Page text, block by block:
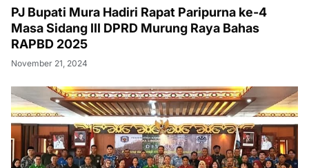
PJ Bupati Mura Hadiri Rapat Paripurna ke-4
Masa Sidang III DPRD Murung Raya Bahas
RAPBD 2025
November 21, 2024